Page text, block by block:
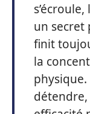
un
finit
la
physique.